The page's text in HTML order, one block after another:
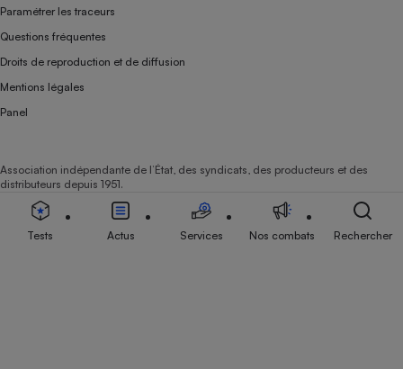
Paramétrer les traceurs
Questions fréquentes
Droits de reproduction et de diffusion
Mentions légales
Panel
Association indépendante de l’État, des syndicats, des producteurs et des
distributeurs depuis 1951.
Tests Actus Services Nos combats Rechercher